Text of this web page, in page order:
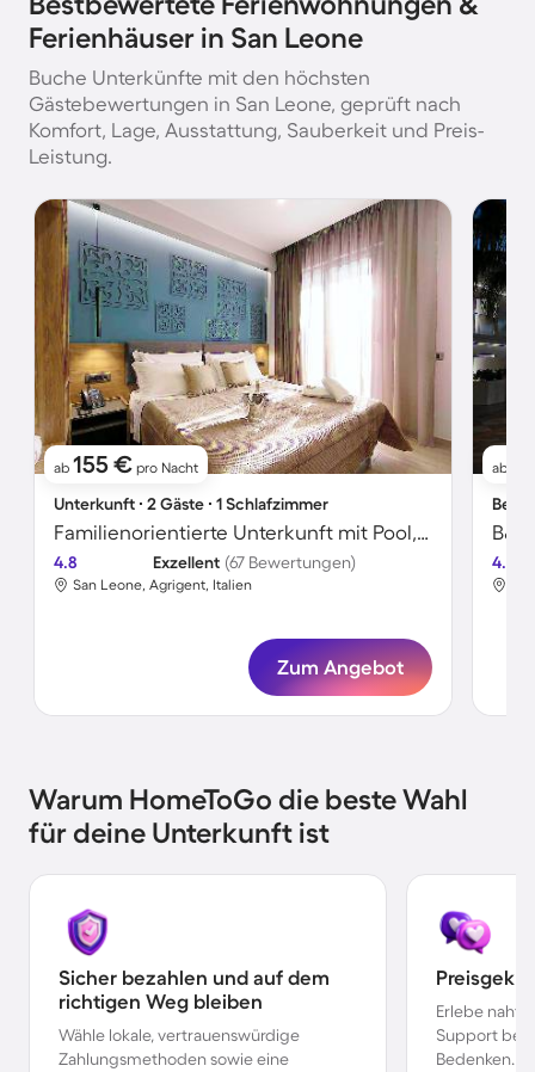
Ferienhäuser in San Leone
Buche Unterkünfte mit den höchsten
Gästebewertungen in San Leone, geprüft nach
Komfort, Lage, Ausstattung, Sauberkeit und Preis-
Leistung.
ab 155 € pro Nacht
Unterkunft ∙ 2 Gäste ∙ 1 Schlafzimmer
Familienorientierte Unterkunft mit Pool, Whirlpool und Terrasse | Poolblick | Haustierfreundlich
4.8 Exzellent (67 Bewertungen)
San Leone, Agrigent, Italien
Zum Angebot
ab
Bed
4.5
Warum HomeToGo die beste Wahl
für deine Unterkunft ist
Sicher bezahlen und auf dem
richtigen Weg bleiben
Wähle lokale, vertrauenswürdige
Zahlungsmethoden sowie eine
Erlebe
Support bei
Bedenken.